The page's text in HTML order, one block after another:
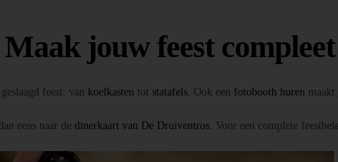
jouw feest compleet
feest: van koelkasten tot statafels . Ook een fotobooth huren
eens naar de dinerkaart van De Druiventros . Voor een complete